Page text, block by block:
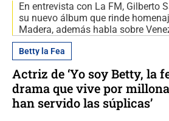
En entrevista con La FM, Gilberto
su nuevo álbum que rinde
Madera, además habla sobre
Betty la Fea
Actriz de ‘Yo soy Betty, la
drama que vive por
han servido las súplicas’